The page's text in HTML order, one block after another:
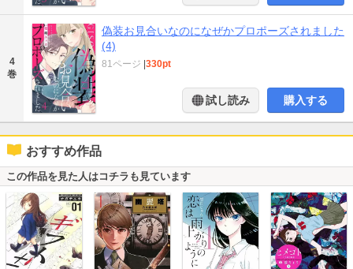
4
巻
偽装お見合いなのになぜかプロポーズされました
(4)
81ページ |330pt
試し読み 購入する
おすすめ作品
この作品を見た人はコチラも見ています